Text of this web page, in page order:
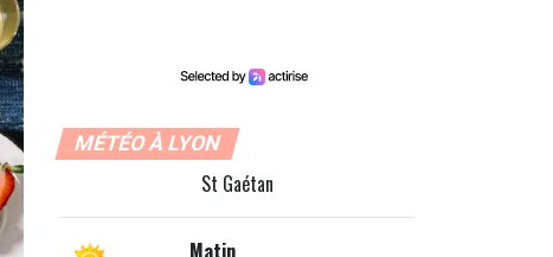
MÉTÉO À LYON
St Gaétan
Matin